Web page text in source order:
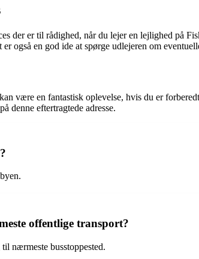
der er til rådighed, når du lejer en lejlighed på
også en god ide at spørge udlejeren om
være en fantastisk oplevelse, hvis du er
denne eftertragtede adresse.
offentlige transport?
nærmeste busstoppested.